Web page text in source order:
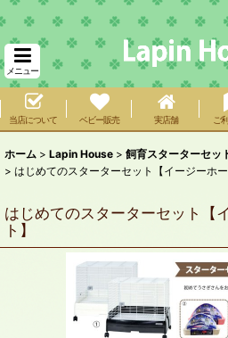
メニュー
当店について ベビー販売 実店舗 ご
ホーム > Lapin House > 飼育スターターセッ
> はじめてのスターターセット【イージーホー
はじめてのスターターセット【
ト】